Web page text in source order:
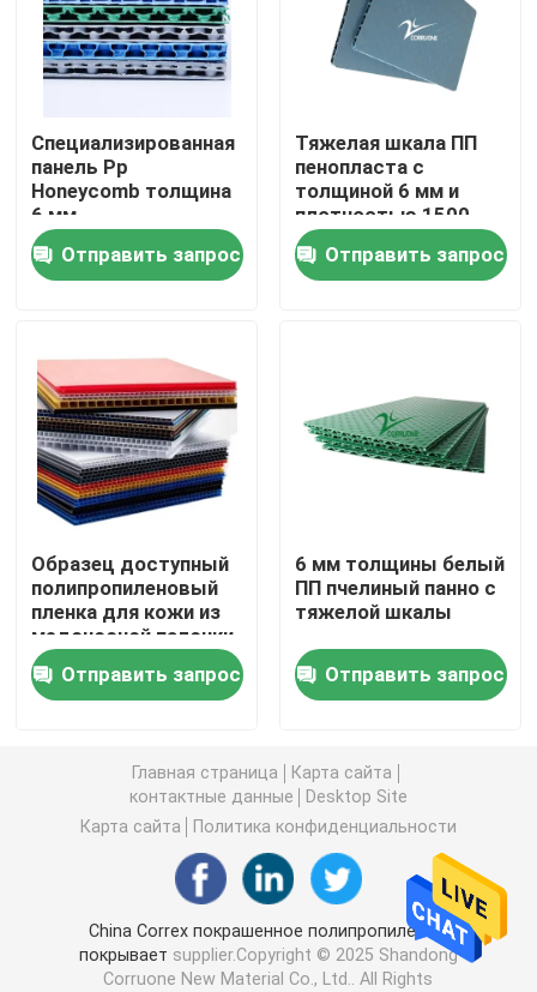
Экскурсия по заводу
Контроль качества
Запросите цитату
Коробки плода рифленые
Рифленый пластиковый предохранитель дерева
Доска Коропласт
Рифленый лист PP
Повторно использованные рифленые пластиковые
Рифленая пластиковая крышка
Рифленые коробки пластиковой упаковки
PP гофрировали коробку
Специализированная
панель Pp
Honeycomb толщина
6 мм
Отправить запрос
Тяжелая шкала ПП
пенопласта с
толщиной 6 мм и
плотностью 1500-
3500 гг
Отправить запрос
Образец доступный
полипропиленовый
пленка для кожи из
медоносной палочки
с шелковой печатью
Отправить запрос
6 мм толщины белый
ПП пчелиный панно с
тяжелой шкалы
Отправить запрос
Главная страница
Карта сайта
контактные данные
Desktop Site
Карта сайта
Политика конфиденциальности
China Correx покрашенное полипропиленом
покрывает supplier.Copyright © 2025 Shandong
Corruone New Material Co., Ltd.. All Rights